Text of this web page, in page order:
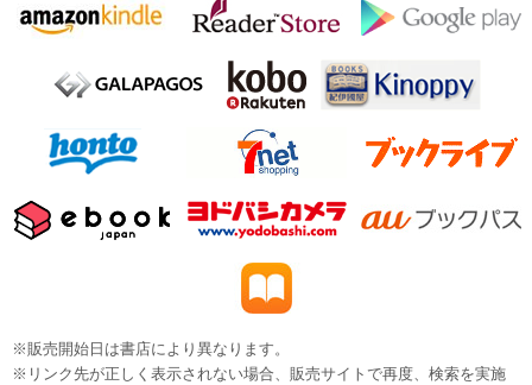
※販売開始日は書店により異なります。
※リンク先が正しく表示されない場合、販売サイトで再度、検索を実施